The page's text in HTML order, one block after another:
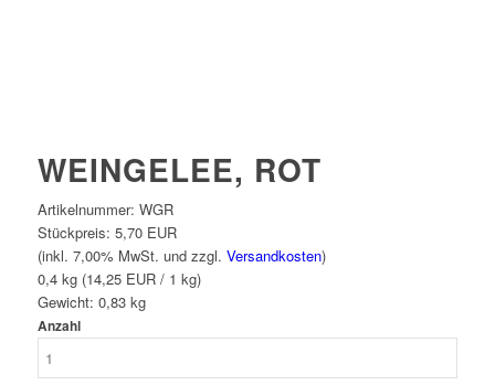
WEINGELEE, ROT
Artikelnummer: WGR
Stückpreis: 5,70 EUR
(inkl. 7,00% MwSt. und zzgl. Versandkosten)
0,4 kg (14,25 EUR / 1 kg)
Gewicht: 0,83kg
Anzahl